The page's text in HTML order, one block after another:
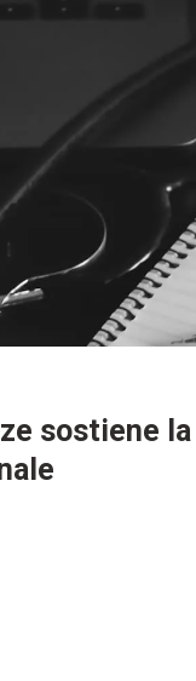
sostiene